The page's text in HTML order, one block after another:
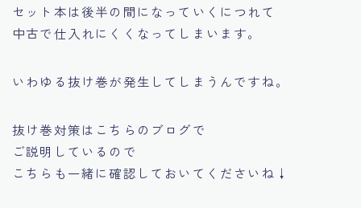
セット本は後半の間になっていくにつれて
中古で仕入れにくくなってしまいます。
いわゆる抜け巻が発生してしまうんですね。
抜け巻対策はこちらのブログで
ご説明しているので
こちらも一緒に確認しておいてくださいね↓